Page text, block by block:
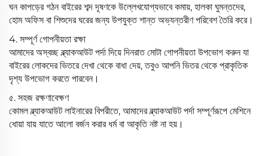
ঘন কাপড়ের গঠন বাইরের শব্দ দূষণকে উল্লেখযোগ্যভাবে কমায়, হালকা ঘুমন্তদের,
হোম অফিস বা শিশুদের ঘরের জন্য উপযুক্ত শান্ত অভ্যন্তরীণ পরিবেশ তৈরি করে।
4. সম্পূর্ণ গোপনীয়তা রক্ষা
আমাদের অস্বচ্ছ ব্ল্যাকআউট পর্দা দিয়ে দিনরাত মোটা গোপনীয়তা উপভোগ করুন যা
বাইরের লোকদের ভিতরে দেখা থেকে বাধা দেয়, তবুও আপনি ভিতর থেকে প্রাকৃতিক
দৃশ্য উপভোগ করতে পারবেন।
৫. সহজ রক্ষণাবেক্ষণ
কোমল ব্ল্যাকআউট লাইনারের বিপরীতে, আমাদের ব্ল্যাকআউট পর্দা সম্পূর্ণরূপে মেশিনে
ধোয়া যায় যাতে আলো বর্জন করার ধর্ম বা আকৃতি নষ্ট না হয়।